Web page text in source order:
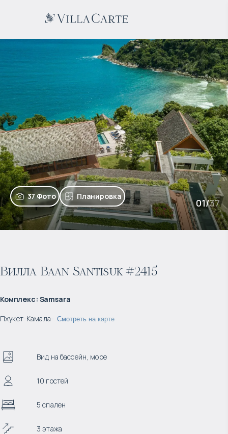
37 Фото Планировка
01/37
Вилла Baan Santisuk #2415
Комплекс: Samsara
Пхукет-Камала- Смотреть на карте
Вид на бассейн, море
10 гостей
5 спален
3 этажа